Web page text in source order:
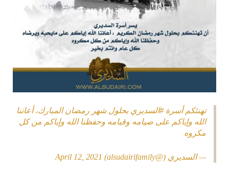
تهنئكم أسرة#السديري بحلول شهر رمضان المبارك، أعاننا
الله وإياكم على صيامه وقيامه وحفظنا الله وإياكم من كل
مكروه
— السديري (@alsudairifamily) April 12, 2021